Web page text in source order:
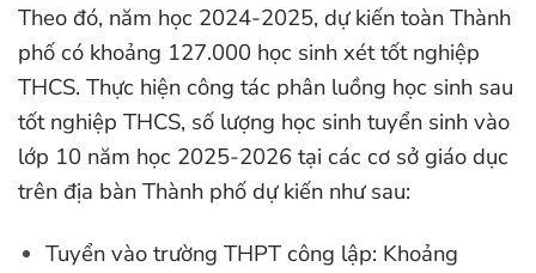
Theo đó, năm học 2024-2025, dự kiến toàn Thành
phố có khoảng 127.000 học sinh xét tốt nghiệp
THCS. Thực hiện công tác phân luồng học sinh sau
tốt nghiệp THCS, số lượng học sinh tuyển sinh vào
lớp 10 năm học 2025-2026 tại các cơ sở giáo dục
trên địa bàn Thành phố dự kiến như sau:
Tuyển vào trường THPT công lập: Khoảng